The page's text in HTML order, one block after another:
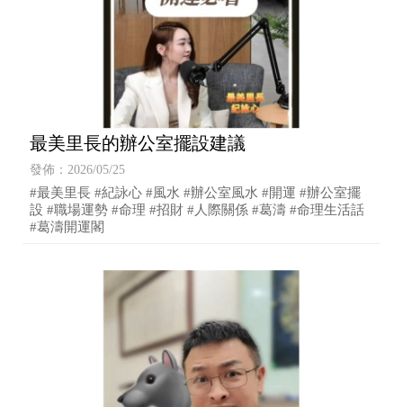
最美里長的辦公室擺設建議
發佈：2026/05/25
#最美里長 #紀詠心 #風水 #辦公室風水 #開運 #辦公室擺
設 #職場運勢 #命理 #招財 #人際關係 #葛濤 #命理生活話
#葛濤開運閣